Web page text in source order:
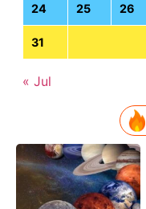
24 25 26
31
« Jul